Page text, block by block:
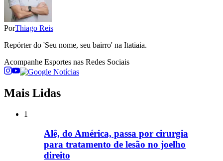
PorThiago Reis
Repórter do 'Seu nome, seu bairro' na Itatiaia.
Acompanhe Esportes nas Redes Sociais
Mais Lidas
1
Alê, do América, passa por cirurgia
para tratamento de lesão no joelho
direito